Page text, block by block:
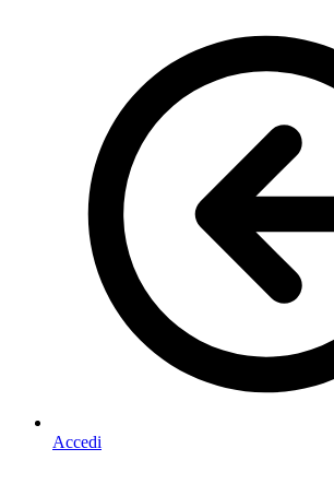
Accedi